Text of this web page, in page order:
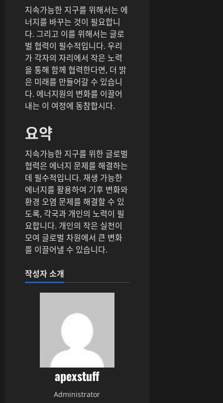
지속가능한 지구를 위해서는 에
너지를 바꾸는 것이 필요합니
다. 그리고 이를 위해서는 글로
벌 협력이 필수적입니다. 우리
가 각자의 자리에서 작은 노력
을 통해 함께 협력한다면, 더 밝
은 미래를 만들어갈 수 있습니
다. 에너지원의 변화를 이끌어
내는 이 여정에 동참합시다.
요약
지속가능한 지구를 위한 글로벌
협력은 에너지 문제를 해결하는
데 필수적입니다. 재생 가능한
에너지를 활용하여 기후 변화와
환경 오염 문제를 해결할 수 있
도록, 각국과 개인의 노력이 필
요합니다. 개인의 작은 실천이
모여 글로벌 차원에서 큰 변화
를 이끌어낼 수 있습니다.
작성자 소개
apexstuff
Administrator